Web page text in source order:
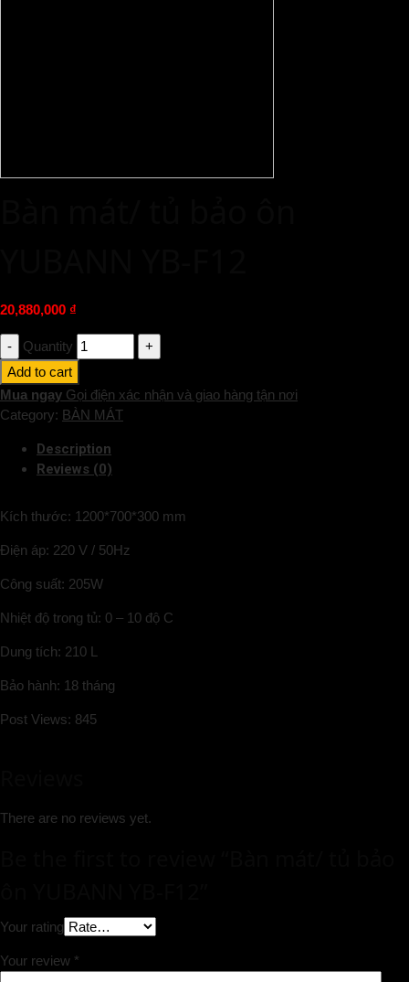
20,880,000 ₫
Quantity
Add to cart
Mua ngay Gọi điện xác nhận và giao hàng tận nơi
Category: BÀN MÁT
Description
Reviews (0)
Kích thước: 1200*700*300 mm
Điện áp: 220 V / 50Hz
Công suất: 205W
Nhiệt độ trong tủ: 0 – 10 độ C
Dung tích: 210 L
Bảo hành: 18 tháng
Post Views: 845
There are no reviews yet.
Your rating
Your review *